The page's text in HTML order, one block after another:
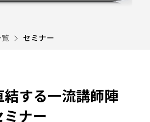
セミナー
結する一流講師陣
ナー